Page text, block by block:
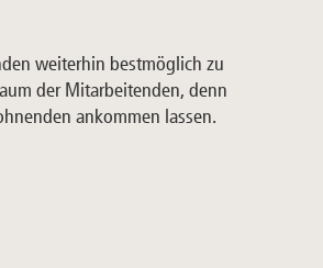
weiterhin bestmöglich zu
der Mitarbeitenden, denn
ankommen lassen.